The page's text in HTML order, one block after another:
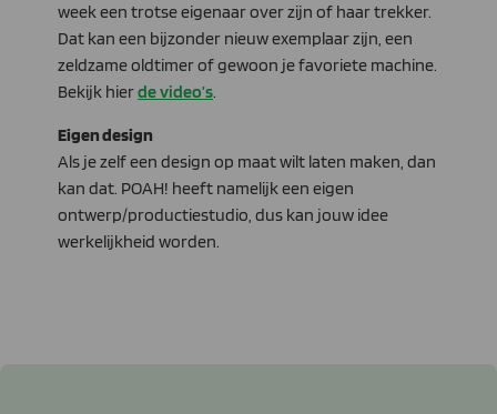
week een trotse eigenaar over zijn of haar trekker.
Dat kan een bijzonder nieuw exemplaar zijn, een
zeldzame oldtimer of gewoon je favoriete machine.
Bekijk hierde video’s.
Eigen design
Als je zelf een design op maat wilt laten maken, dan
kan dat. POAH! heeft namelijk een eigen
ontwerp/productiestudio, dus kan jouw idee
werkelijkheid worden.